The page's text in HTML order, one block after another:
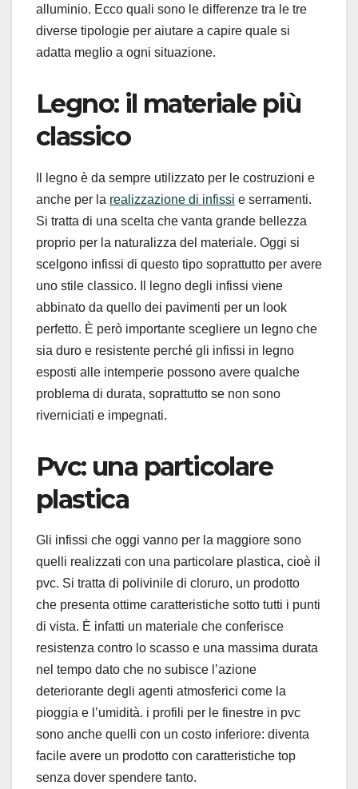
alluminio. Ecco quali sono le differenze tra le tre
diverse tipologie per aiutare a capire quale si
adatta meglio a ogni situazione.
Legno: il materiale più
classico
Il legno è da sempre utilizzato per le costruzioni e
anche per la realizzazione di infissi e serramenti.
Si tratta di una scelta che vanta grande bellezza
proprio per la naturalizza del materiale. Oggi si
scelgono infissi di questo tipo soprattutto per avere
uno stile classico. Il legno degli infissi viene
abbinato da quello dei pavimenti per un look
perfetto. È però importante scegliere un legno che
sia duro e resistente perché gli infissi in legno
esposti alle intemperie possono avere qualche
problema di durata, soprattutto se non sono
riverniciati e impegnati.
Pvc: una particolare
plastica
Gli infissi che oggi vanno per la maggiore sono
quelli realizzati con una particolare plastica, cioè il
pvc. Si tratta di polivinile di cloruro, un prodotto
che presenta ottime caratteristiche sotto tutti i punti
di vista. È infatti un materiale che conferisce
resistenza contro lo scasso e una massima durata
nel tempo dato che no subisce l’azione
deteriorante degli agenti atmosferici come la
pioggia e l’umidità. i profili per le finestre in pvc
sono anche quelli con un costo inferiore: diventa
facile avere un prodotto con caratteristiche top
senza dover spendere tanto.